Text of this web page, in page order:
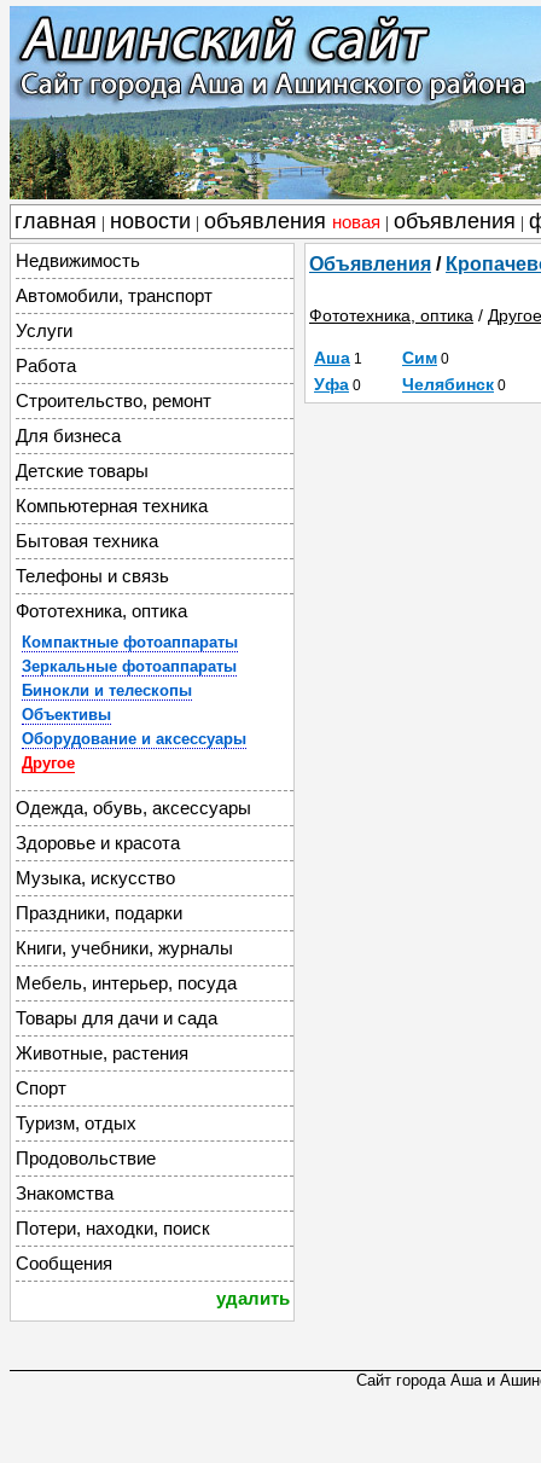
главная новости объявления новая объявления
Недвижимость
Автомобили, транспорт
Услуги
Работа
Строительство, ремонт
Для бизнеса
Детские товары
Компьютерная техника
Бытовая техника
Телефоны и связь
Фототехника, оптика
Компактные фотоаппараты
Зеркальные фотоаппараты
Бинокли и телескопы
Объективы
Оборудование и аксессуары
Другое
Одежда, обувь, аксессуары
Здоровье и красота
Музыка, искусство
Праздники, подарки
Книги, учебники, журналы
Мебель, интерьер, посуда
Товары для дачи и сада
Животные, растения
Спорт
Туризм, отдых
Продовольствие
Знакомства
Потери, находки, поиск
Сообщения
удалить
Объявления /
Фототехника, оптика / Другое
Аша 1 Сим 0
Уфа 0 Челябинск 0
Сайт города Аша и